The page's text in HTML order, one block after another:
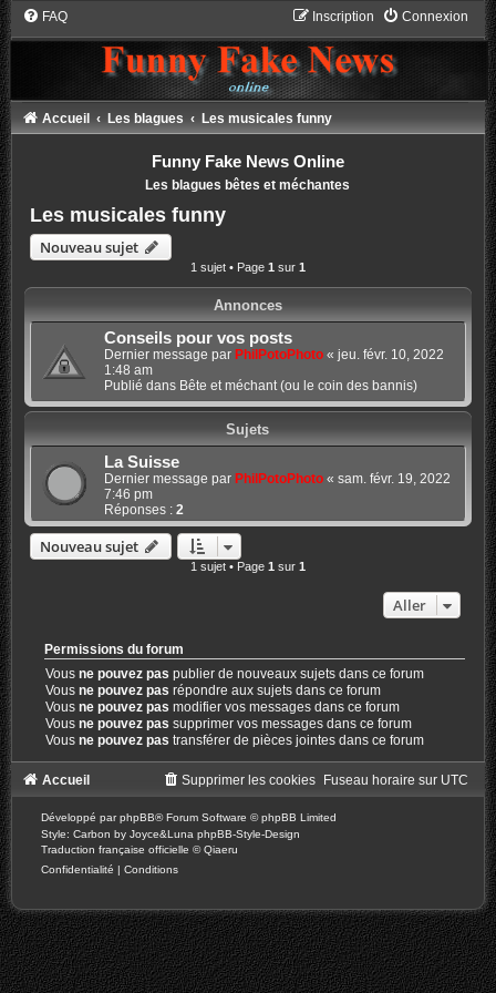
FAQ Connexion
Inscription
Accueil Les blagues Les musicales funny
Funny Fake News Online
Les blagues bêtes et méchantes
Les musicales funny
Nouveau sujet
1 sujet • Page 1 sur 1
Annonces
Conseils pour vos posts
Dernier message par PhilPotoPhoto« jeu. févr. 10, 2022
1:48 am
Publié dans Bête et méchant (ou le coin des bannis)
Sujets
La Suisse
Dernier message par PhilPotoPhoto« sam. févr. 19, 2022
7:46 pm
Réponses : 2
Nouveau sujet
1 sujet • Page 1 sur 1
Aller
Permissions du forum
Vousne pouvez pas publier de nouveaux sujets dans ce forum
Vousne pouvez pas répondre aux sujets dans ce forum
Vousne pouvez pas modifier vos messages dans ce forum
Vousne pouvez pas supprimer vos messages dans ce forum
Vousne pouvez pas transférer de pièces jointes dans ce forum
Accueil Fuseau horaire sur UTC
Supprimer les cookies
Développé parphpBB® Forum Software © phpBB Limited
Style: Carbon by Joyce&Luna phpBB-Style-Design
Traduction française officielle ©Qiaeru
Confidentialité | Conditions